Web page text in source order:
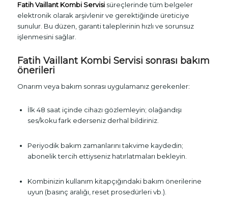
Fatih Vaillant Kombi Servisisüreçlerinde tüm belgeler
elektronik olarak arşivlenir ve gerektiğinde üreticiye
sunulur. Bu düzen, garanti taleplerinin hızlı ve sorunsuz
işlenmesini sağlar.
Fatih Vaillant Kombi Servisi sonrası bakım
önerileri
Onarım veya bakım sonrası uygulamanız gerekenler:
İlk 48 saat içinde cihazı gözlemleyin; olağandışı
ses/koku fark ederseniz derhal bildiriniz.
Periyodik bakım zamanlarını takvime kaydedin;
abonelik tercih ettiyseniz hatırlatmaları bekleyin.
Kombinizin kullanım kitapçığındaki bakım önerilerine
uyun (basınç aralığı, reset prosedürleri vb.).